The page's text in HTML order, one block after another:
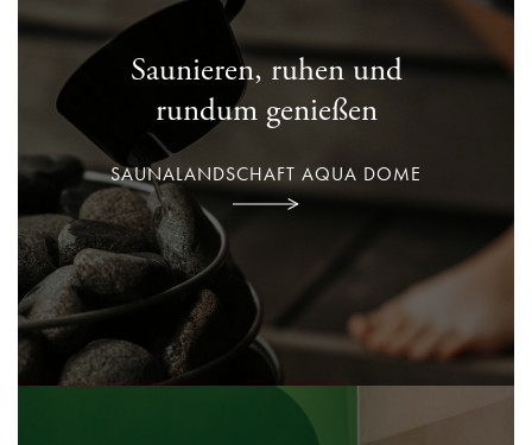
Saunieren, ruhen und
rundum genießen
SAUNALANDSCHAFT AQUA DOME